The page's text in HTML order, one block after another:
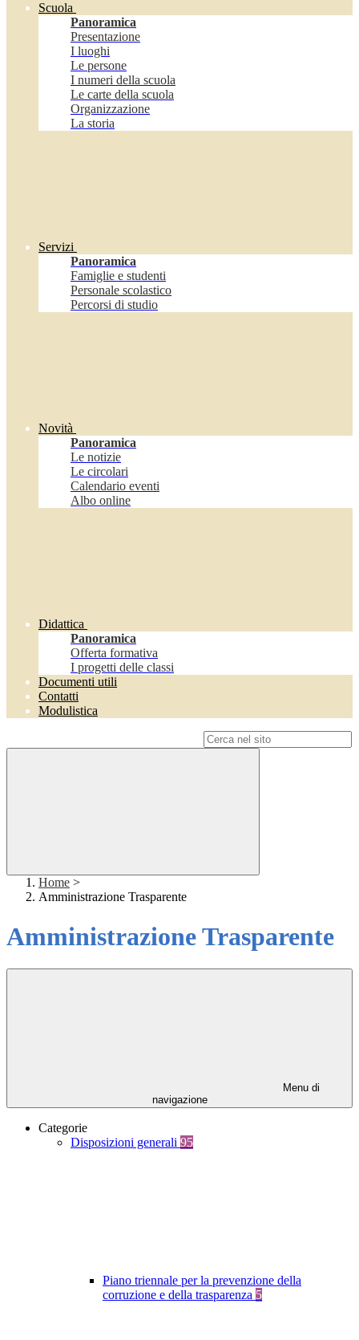
Scuola
Panoramica
Presentazione
I luoghi
Le persone
I numeri della scuola
Le carte della scuola
Organizzazione
La storia
Servizi
Panoramica
Famiglie e studenti
Personale scolastico
Percorsi di studio
Novità
Panoramica
Le notizie
Le circolari
Calendario eventi
Albo online
Didattica
Panoramica
Offerta formativa
I progetti delle classi
Documenti utili
Contatti
Modulistica
Home >
Amministrazione Trasparente
Amministrazione Trasparente
Menu di
navigazione
Categorie
Disposizioni generali 95
Piano triennale per la prevenzione della
corruzione e della trasparenza 5